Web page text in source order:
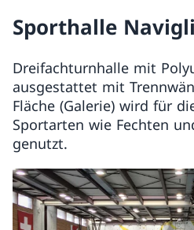
Sporthalle
Dreifachturnhalle mit
ausgestattet mit
Fläche (Galerie) wird für
Sportarten wie Fechten
genutzt.